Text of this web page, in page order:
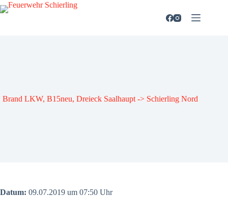
Zum
Inhalt
Brand LKW, B15neu, Drei­eck Saal­haupt -> Schier­ling Nord
Datum: 09.07.2019 um 07:50 Uhr